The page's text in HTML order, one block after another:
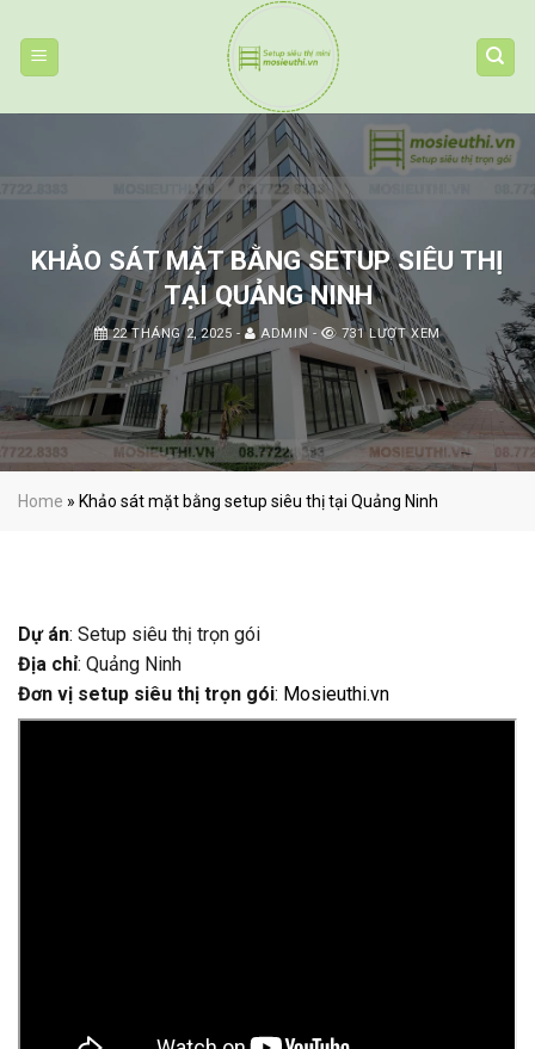
content
KHẢO SÁT MẶT BẰNG SETUP SIÊU THỊ
TẠI QUẢNG NINH
22 THÁNG 2, 2025 - ADMIN - 731 LƯỢT XEM
Home » Khảo sát mặt bằng setup siêu thị tại Quảng Ninh
Dự án: Setup siêu thị trọn gói
Địa chỉ: Quảng Ninh
Đơn vị setup siêu thị trọn gói: Mosieuthi.vn